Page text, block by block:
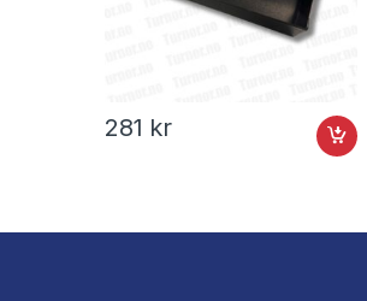
281 kr